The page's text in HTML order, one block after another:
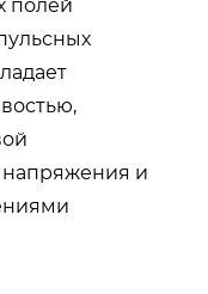
полей
напряжения и